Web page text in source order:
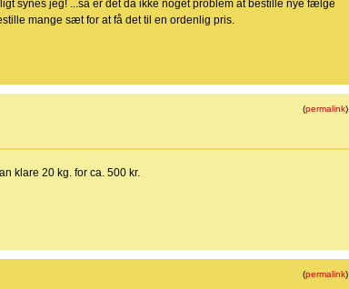
synes jeg! ...så er det da ikke noget problem at bestille nye fælge
mange sæt for at få det til en ordenlig pris.
(permalink)
klare 20 kg. for ca. 500 kr.
(permalink)